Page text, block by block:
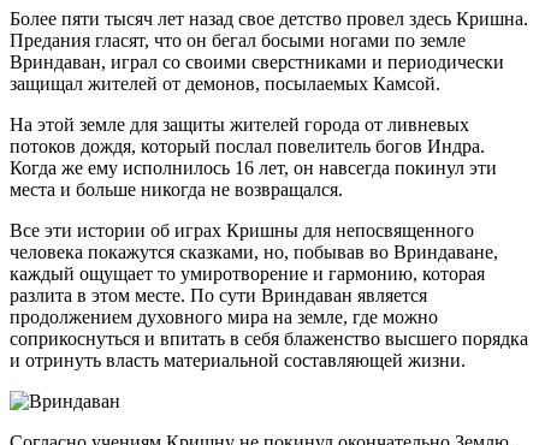
Более пяти тысяч лет назад свое детство провел здесь Кришна.
Предания гласят, что он бегал босыми ногами по земле
Вриндаван, играл со своими сверстниками и периодически
защищал жителей от демонов, посылаемых Камсой.
На этой земле для защиты жителей города от ливневых
потоков дождя, который послал повелитель богов Индра.
Когда же ему исполнилось 16 лет, он навсегда покинул эти
места и больше никогда не возвращался.
Все эти истории об играх Кришны для непосвященного
человека покажутся сказками, но, побывав во Вриндаване,
каждый ощущает то умиротворение и гармонию, которая
разлита в этом месте. По сути Вриндаван является
продолжением духовного мира на земле, где можно
соприкоснуться и впитать в себя блаженство высшего порядка
и отринуть власть материальной составляющей жизни.